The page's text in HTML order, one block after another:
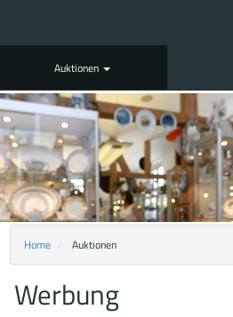
Auktionen
Home Auktionen
Werbung